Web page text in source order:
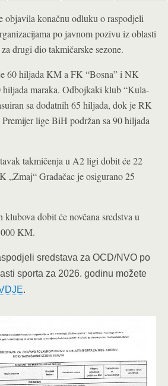
objavila konačnu odluku o raspodjeli
po javnom pozivu iz oblasti
drugi dio takmičarske sezone.
60 hiljada KM a FK “Bosna” i NK
hiljada maraka. Odbojkaki klub “Kula-
sa dodatnih 65 hiljada, dok je RK
Premijer lige BiH podržan sa 90 hiljada
takmičenja u A2 ligi dobit će 22
Gradačac je osigurano 25
dobit će novčana sredstva u
KM.
sredstava za OCD/NVO po
sporta za 2026. godinu možete
.